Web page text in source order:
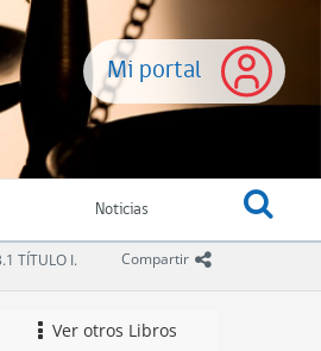
Mi portal
Noticias
Compartir icono
TÍTULO I.
icono
Ver otros LibrosCompendio de